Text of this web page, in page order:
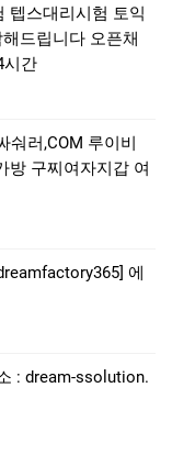
텝스대리시험 토익
드립니다 오픈채
시간
숴러,COM 루이비
방 구찌여자지갑 여
에
: dream-ssolution.